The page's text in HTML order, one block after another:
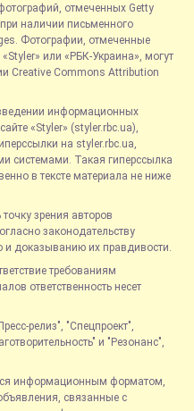
отмеченных Getty
наличии письменного
Фотографии, отмеченные
или «РБК-Украина», могут
Creative Commons Attribution
информационных
«Styler» (styler.rbc.ua),
на styler.rbc.ua,
системами. Такая гиперссылка
в тексте материала не ниже
зрения авторов
законодательству
доказыванию их правдивости.
требованиям
ответственность несет
релиз", "Спецпроект",
и "Резонанс",
информационным форматом,
связанные с